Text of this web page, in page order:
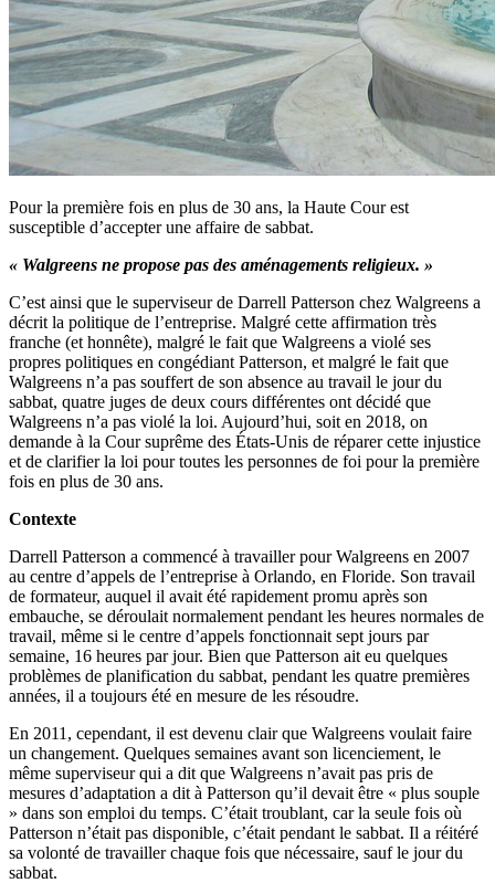
Pour la première fois en plus de 30 ans, la Haute Cour est
susceptible d’accepter une affaire de sabbat.
« Walgreens ne propose pas des aménagements religieux. »
C’est ainsi que le superviseur de Darrell Patterson chez Walgreens a
décrit la politique de l’entreprise. Malgré cette affirmation très
franche (et honnête), malgré le fait que Walgreens a violé ses
propres politiques en congédiant Patterson, et malgré le fait que
Walgreens n’a pas souffert de son absence au travail le jour du
sabbat, quatre juges de deux cours différentes ont décidé que
Walgreens n’a pas violé la loi. Aujourd’hui, soit en 2018, on
demande à la Cour suprême des États-Unis de réparer cette injustice
et de clarifier la loi pour toutes les personnes de foi pour la première
fois en plus de 30 ans.
Contexte
Darrell Patterson a commencé à travailler pour Walgreens en 2007
au centre d’appels de l’entreprise à Orlando, en Floride. Son travail
de formateur, auquel il avait été rapidement promu après son
embauche, se déroulait normalement pendant les heures normales de
travail, même si le centre d’appels fonctionnait sept jours par
semaine, 16 heures par jour. Bien que Patterson ait eu quelques
problèmes de planification du sabbat, pendant les quatre premières
années, il a toujours été en mesure de les résoudre.
En 2011, cependant, il est devenu clair que Walgreens voulait faire
un changement. Quelques semaines avant son licenciement, le
même superviseur qui a dit que Walgreens n’avait pas pris de
mesures d’adaptation a dit à Patterson qu’il devait être « plus souple
» dans son emploi du temps. C’était troublant, car la seule fois où
Patterson n’était pas disponible, c’était pendant le sabbat. Il a réitéré
sa volonté de travailler chaque fois que nécessaire, sauf le jour du
sabbat.